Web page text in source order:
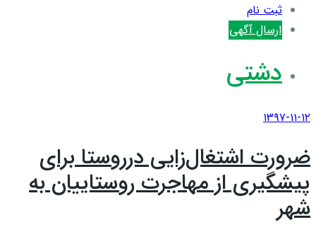
ثبت نام
ارسال آگهی
دشتی
۱۳۹۷-۱۱-۱۲
ضرورت اشتغال‌زایی درروستا برای
پیشگیری از مهاجرت روستاییان به
شهر